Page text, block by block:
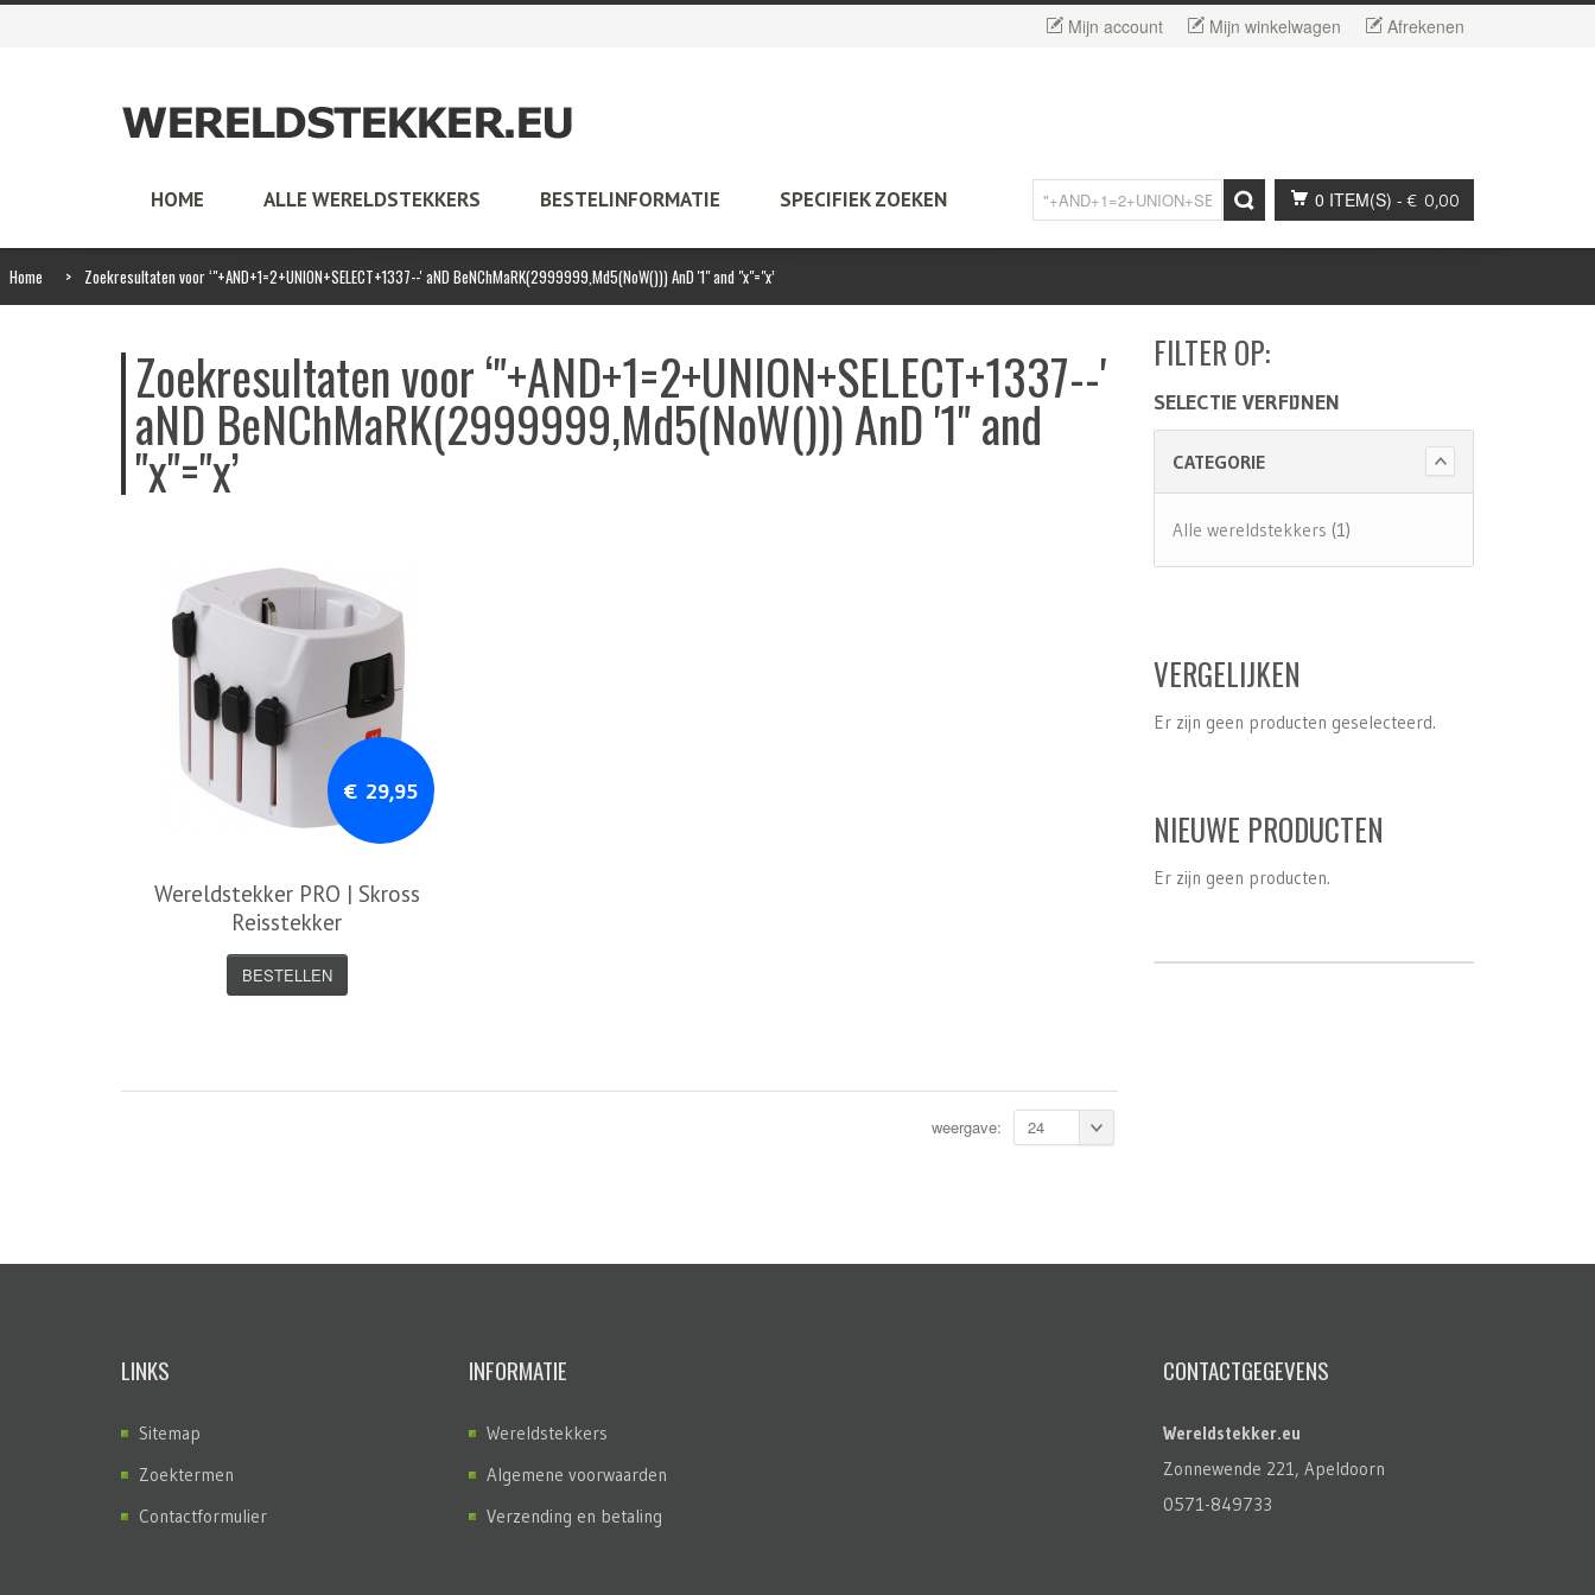
Mijn account Mijn winkelwagen Afrekenen
HOME ALLE WERELDSTEKKERS BESTELINFORMATIE SPECIFIEK ZOEKEN 0 ITEM(S) -€ 0,00
Home > Zoekresultaten voor ‘"+AND+1=2+UNION+SELECT+1337--' aND BeNChMaRK(2999999,Md5(NoW())) AnD '1" and "x"="x’
Zoekresultaten voor ‘"+AND+1=2+UNION+SELECT+1337--'
aND BeNChMaRK(2999999,Md5(NoW())) AnD '1" and
"x"="x’
€ 29,95
Wereldstekker PRO | Skross
Reisstekker
BESTELLEN
weergave: 24
FILTER OP:
SELECTIE VERFIJNEN
CATEGORIE
Alle wereldstekkers (1)
VERGELIJKEN
Er zijn geen producten geselecteerd.
NIEUWE PRODUCTEN
Er zijn geen producten.
LINKS
Sitemap
Zoektermen
Contactformulier
INFORMATIE
Wereldstekkers
Algemene voorwaarden
Verzending en betaling
CONTACTGEGEVENS
Wereldstekker.eu
Zonnewende 221, Apeldoorn
0571-849733